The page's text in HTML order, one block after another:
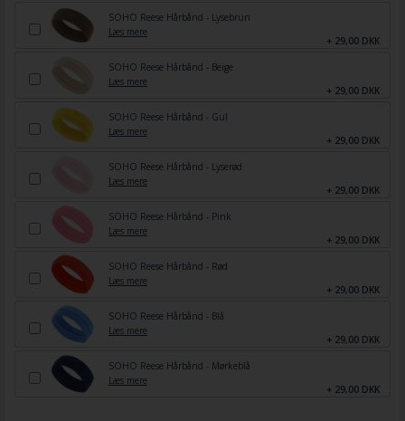
SOHO Reese Hårbånd - Lysebrun
Læs mere
+ 29,00 DKK
SOHO Reese Hårbånd - Beige
Læs mere
+ 29,00 DKK
SOHO Reese Hårbånd - Gul
Læs mere
+ 29,00 DKK
SOHO Reese Hårbånd - Lyserød
Læs mere
+ 29,00 DKK
SOHO Reese Hårbånd - Pink
Læs mere
+ 29,00 DKK
SOHO Reese Hårbånd - Rød
Læs mere
+ 29,00 DKK
SOHO Reese Hårbånd - Blå
Læs mere
+ 29,00 DKK
SOHO Reese Hårbånd - Mørkeblå
Læs mere
+ 29,00 DKK